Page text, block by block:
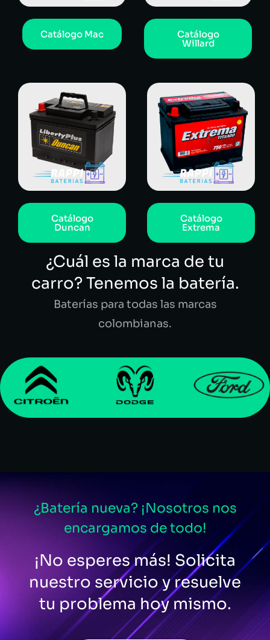
Catálogo Mac Catálogo
Willard
Catálogo
Duncan
Catálogo
Extrema
¿Cuál es la marca de tu
carro? Tenemos la batería.
Baterías para todas las marcas
colombianas.
¿Batería nueva? ¡Nosotros nos
encargamos de todo!
¡No esperes más! Solicita
nuestro servicio y resuelve
tu problema hoy mismo.